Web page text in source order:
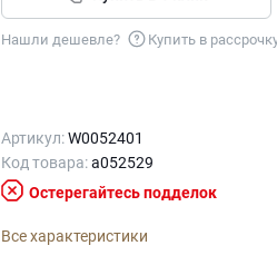
Нашли дешевле? Купить в
Артикул:W0052401
Код товара:a052529
Остерегайтесь подделок
Все характеристики